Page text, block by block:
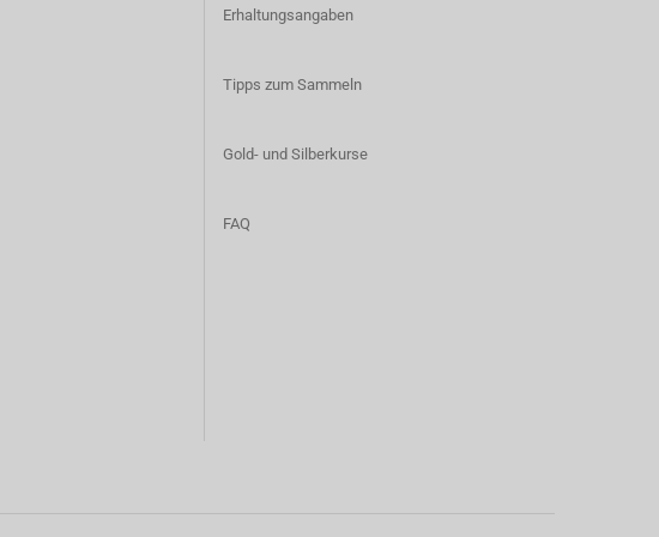
Erhaltungsangaben
Tipps zum Sammeln
Gold- und Silberkurse
FAQ